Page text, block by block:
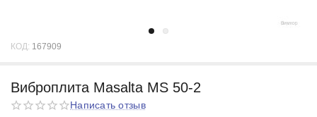
КОД: 167909
Виброплита Masalta MS 50-2
Написать отзыв